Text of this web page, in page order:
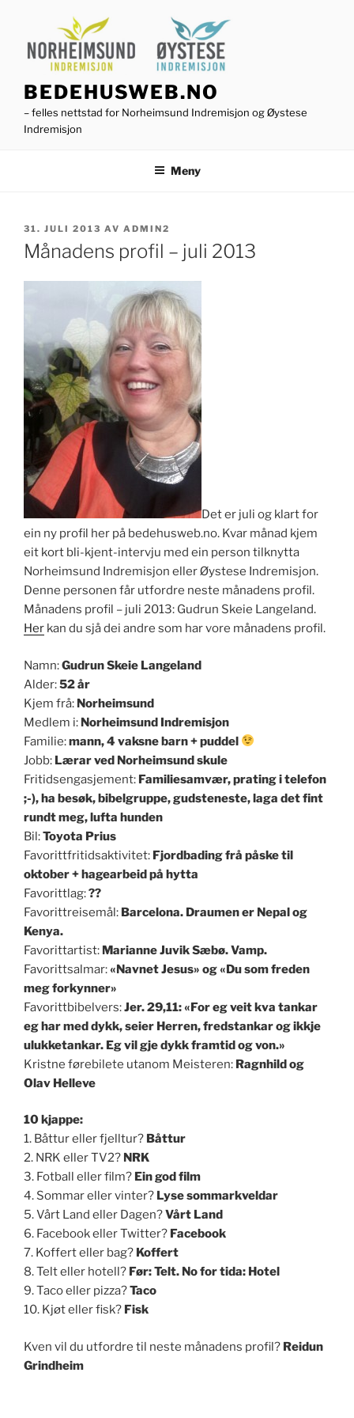
innhold
BEDEHUSWEB.NO
– felles nettstad for Norheimsund Indremisjon og Øystese
Indremisjon
Meny
PUBLISERT
31. JULI 2013 AV ADMIN2
Månadens profil – juli 2013
Det er juli og klart for
ein ny profil her på bedehusweb.no. Kvar månad kjem
eit kort bli-kjent-intervju med ein person tilknytta
Norheimsund Indremisjon eller Øystese Indremisjon.
Denne personen får utfordre neste månadens profil.
Månadens profil – juli 2013: Gudrun Skeie Langeland.
Her kan du sjå dei andre som har vore månadens profil.
Namn:Gudrun Skeie Langeland
Alder:52 år
Kjem frå: Norheimsund
Medlem i: Norheimsund Indremisjon
Familie:mann, 4 vaksne barn + puddel
Jobb: Lærar ved Norheimsund skule
Fritidsengasjement: Familiesamvær, prating i telefon
;-), ha besøk, bibelgruppe, gudsteneste, laga det fint
rundt meg, lufta hunden
Bil:Toyota Prius
Favorittfritidsaktivitet: Fjordbading frå påske til
oktober + hagearbeid på hytta
Favorittlag:??
Favorittreisemål: Barcelona. Draumen er Nepal og
Kenya.
Favorittartist: Marianne Juvik Sæbø. Vamp.
Favorittsalmar:«Navnet Jesus» og «Du som freden
meg forkynner»
Favorittbibelvers:Jer. 29,11: «For eg veit kva tankar
eg har med dykk, seier Herren, fredstankar og ikkje
ulukketankar. Eg vil gje dykk framtid og von.»
Kristne førebilete utanom Meisteren: Ragnhild og
Olav Helleve
10 kjappe:
1. Båttur eller fjelltur? Båttur
2. NRK eller TV2? NRK
3. Fotball eller film? Ein god film
4. Sommar eller vinter? Lyse sommarkveldar
5. Vårt Land eller Dagen?Vårt Land
6. Facebook eller Twitter? Facebook
7. Koffert eller bag? Koffert
8. Telt eller hotell? Før: Telt. No for tida: Hotel
9. Taco eller pizza?Taco
10. Kjøt eller fisk? Fisk
Kven vil du utfordre til neste månadens profil? Reidun
Grindheim